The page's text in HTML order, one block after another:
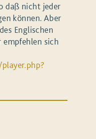
daß nicht jeder
können. Aber
Englischen
sich